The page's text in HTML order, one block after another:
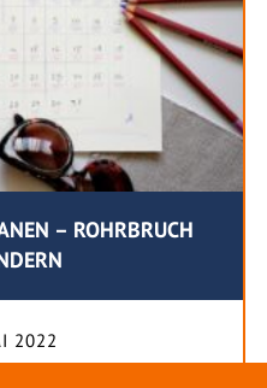
– ROHRBRUCH
2022